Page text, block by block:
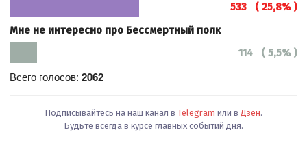
533 ( 25,8% )
Мне не интересно про Бессмертный полк
114 ( 5,5% )
Всего голосов:2062
Подписывайтесь на наш канал в Telegram или в Дзен.
Будьте всегда в курсе главных событий дня.